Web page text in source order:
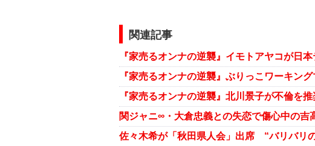
関連記事
『家売るオンナの逆襲』北川景子が不倫を
佐々木希が「秋田県人会」出席 “バリバリ